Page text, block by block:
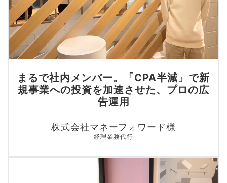
まるで社内メンバー。「CPA半減」で新
規事業への投資を加速させた、プロの広
告運用
株式会社マネーフォワード様
経理業務代行